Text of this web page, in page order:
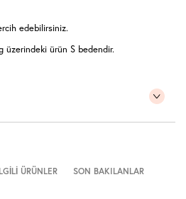
edebilirsiniz.
üzerindeki ürün S bedendir.
ÜRÜNLER SON BAKILANLAR